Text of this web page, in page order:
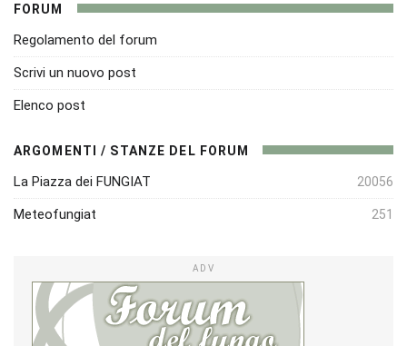
FORUM
Regolamento del forum
Scrivi un nuovo post
Elenco post
ARGOMENTI / STANZE DEL FORUM
La Piazza dei FUNGIAT 20056
Meteofungiat 251
ADV